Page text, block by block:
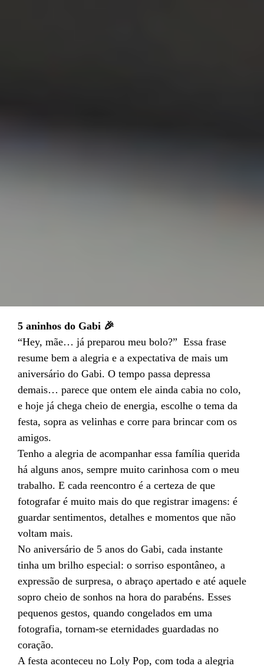
5 aninhos do Gabi 🎉
“Hey, mãe… já preparou meu bolo?” Essa frase
resume bem a alegria e a expectativa de mais um
aniversário do Gabi. O tempo passa depressa
demais… parece que ontem ele ainda cabia no colo,
e hoje já chega cheio de energia, escolhe o tema da
festa, sopra as velinhas e corre para brincar com os
amigos.
Tenho a alegria de acompanhar essa família querida
há alguns anos, sempre muito carinhosa com o meu
trabalho. E cada reencontro é a certeza de que
fotografar é muito mais do que registrar imagens: é
guardar sentimentos, detalhes e momentos que não
voltam mais.
No aniversário de 5 anos do Gabi, cada instante
tinha um brilho especial: o sorriso espontâneo, a
expressão de surpresa, o abraço apertado e até aquele
sopro cheio de sonhos na hora do parabéns. Esses
pequenos gestos, quando congelados em uma
fotografia, tornam-se eternidades guardadas no
coração.
A festa aconteceu no Loly Pop, com toda a alegria